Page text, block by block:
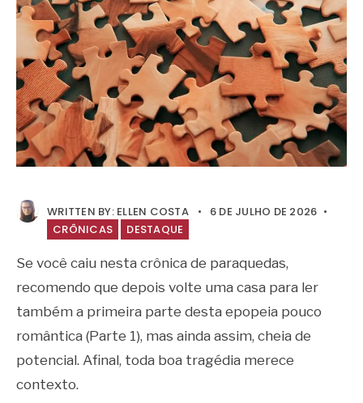
WRITTEN BY: ELLEN COSTA • 6 DE JULHO DE 2026 •
CRÔNICAS
DESTAQUE
Se você caiu nesta crônica de paraquedas,
recomendo que depois volte uma casa para ler
também a primeira parte desta epopeia pouco
romântica (Parte 1), mas ainda assim, cheia de
potencial. Afinal, toda boa tragédia merece
contexto.